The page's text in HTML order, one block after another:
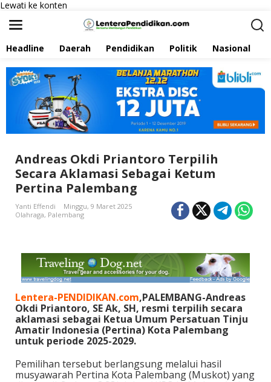
Lewati ke konten
Headline Daerah Pendidikan Politik Nasional
Andreas Okdi Priantoro Terpilih
Secara Aklamasi Sebagai Ketum
Pertina Palembang
Yanti Effendi
Minggu, 9 Maret 2025
Olahraga, Palembang
Lentera-PENDIDIKAN.com,PALEMBANG-Andreas
Okdi Priantoro, SE Ak, SH, resmi terpilih secara
aklamasi sebagai Ketua Umum Persatuan Tinju
Amatir Indonesia (Pertina) Kota Palembang
untuk periode 2025-2029.
Pemilihan tersebut berlangsung melalui hasil
musyawarah Pertina Kota Palembang (Muskot) yang